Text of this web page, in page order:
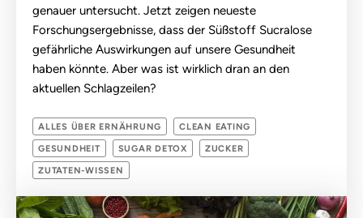
genauer untersucht. Jetzt zeigen neueste
Forschungsergebnisse, dass der Süßstoff Sucralose
gefährliche Auswirkungen auf unsere Gesundheit
haben könnte. Aber was ist wirklich dran an den
aktuellen Schlagzeilen?
ALLES ÜBER ERNÄHRUNG CLEAN EATING
GESUNDHEIT SUGAR DETOX ZUCKER
ZUTATEN-WISSEN